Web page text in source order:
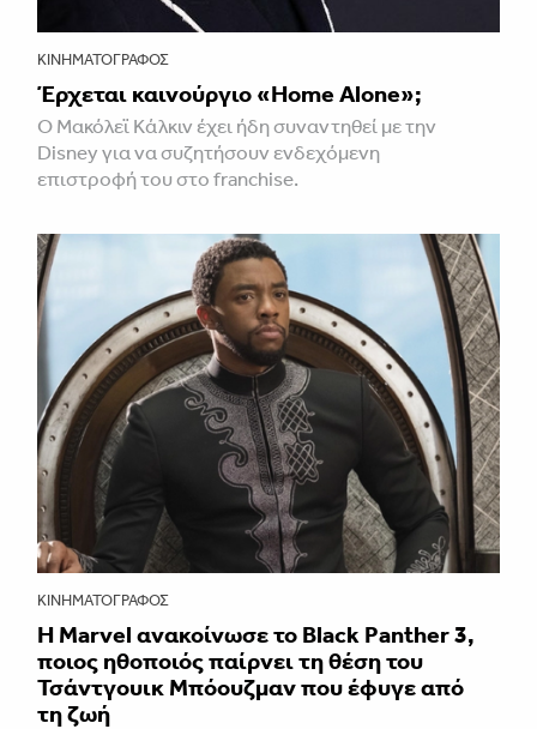
ΚΙΝΗΜΑΤΟΓΡΆΦΟΣ
Έρχεται καινούργιο «Home Alone»;
Ο Μακόλεϊ Κάλκιν έχει ήδη συναντηθεί με την
Disney για να συζητήσουν ενδεχόμενη
επιστροφή του στο franchise.
ΚΙΝΗΜΑΤΟΓΡΆΦΟΣ
Η Marvel ανακοίνωσε το Black Panther 3,
ποιος ηθοποιός παίρνει τη θέση του
Τσάντγουικ Μπόουζμαν που έφυγε από
τη ζωή